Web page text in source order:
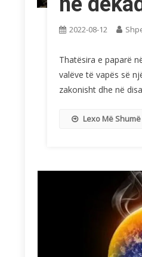
2022-08-12
Thatësira e paparë
valëve të vapës së
zakonisht dhe në
Lexo Më Shumë